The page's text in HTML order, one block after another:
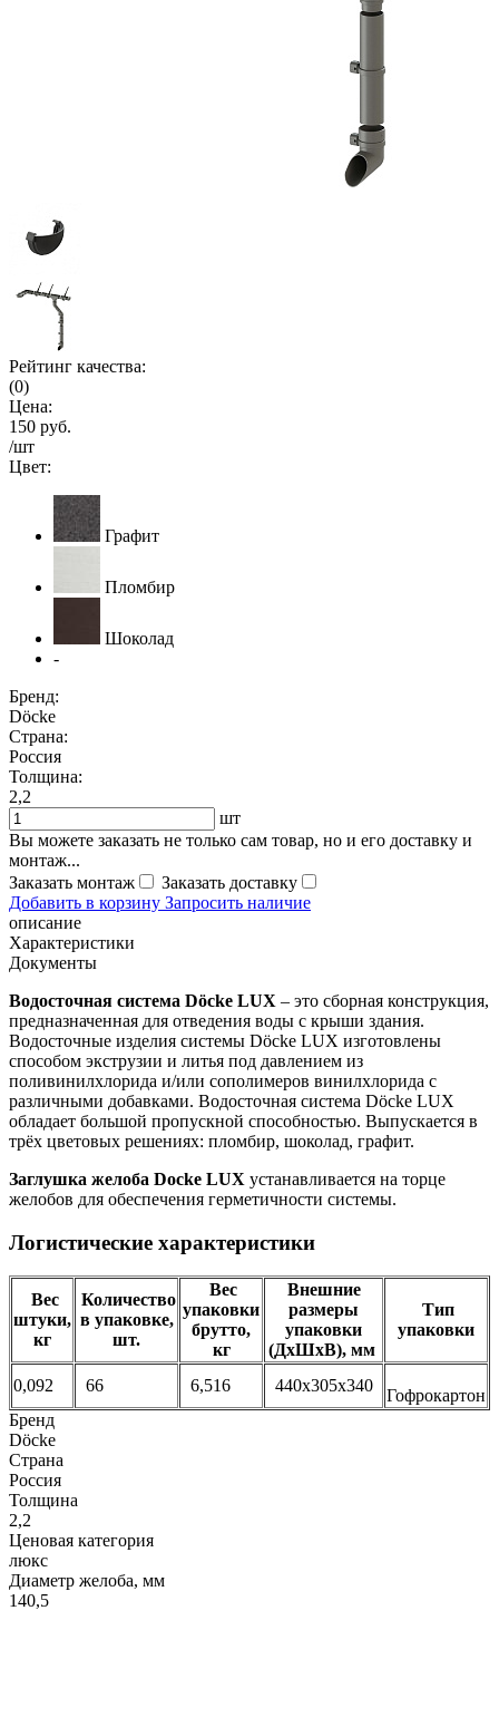
Рейтинг качества:
(0)
Цена:
150 руб.
/шт
Цвет:
Графит
Пломбир
Шоколад
-
Бренд:
Döcke
Страна:
Россия
Толщина:
2,2
шт
Вы можете заказать не только сам товар, но и его доставку и
монтаж...
Заказать монтаж
Заказать доставку
Добавить в корзину Запросить наличие
описание
Характеристики
Документы
Водосточная система Döcke LUX – это сборная конструкция,
предназначенная для отведения воды с крыши здания.
Водосточные изделия системы Döcke LUX изготовлены
способом экструзии и литья под давлением из
поливинилхлорида и/или сополимеров винилхлорида с
различными добавками. Водосточная система Döcke LUX
обладает большой пропускной способностью. Выпускается в
трёх цветовых решениях: пломбир, шоколад, графит.
Заглушка желоба Docke LUX устанавливается на торце
желобов для обеспечения герметичности системы.
Логистические характеристики
Вес
штуки,
кг
Количество
в упаковке,
шт.
Вес
упаковки
брутто,
кг
Внешние
размеры
упаковки
(ДхШхВ), мм
Тип
упаковки
0,092 66 6,516 440х305х340
Гофрокартон
Бренд
Döcke
Страна
Россия
Толщина
2,2
Ценовая категория
люкс
Диаметр желоба, мм
140,5